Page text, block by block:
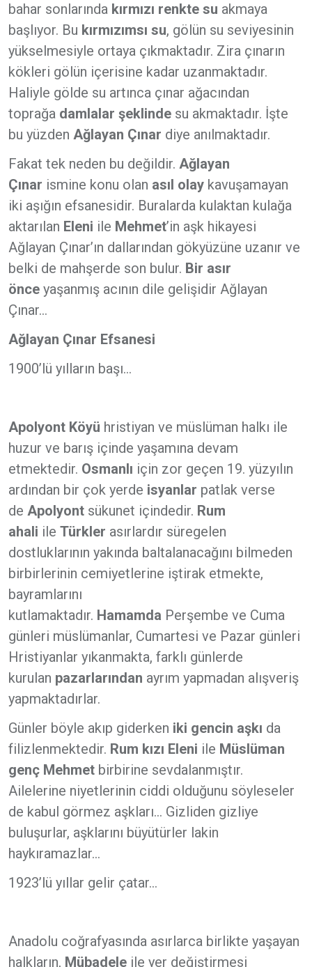
bahar sonlarında kırmızı renkte su akmaya
başlıyor. Bu kırmızımsı su, gölün su seviyesinin
yükselmesiyle ortaya çıkmaktadır. Zira çınarın
kökleri gölün içerisine kadar uzanmaktadır.
Haliyle gölde su artınca çınar ağacından
toprağa damlalar şeklinde su akmaktadır. İşte
bu yüzden Ağlayan Çınar diye anılmaktadır.
Fakat tek neden bu değildir. Ağlayan
Çınar ismine konu olan asıl olay kavuşamayan
iki aşığın efsanesidir. Buralarda kulaktan kulağa
aktarılan Eleni ile Mehmet’in aşk hikayesi
Ağlayan Çınar’ın dallarından gökyüzüne uzanır ve
belki de mahşerde son bulur. Bir asır
önce yaşanmış acının dile gelişidir Ağlayan
Çınar...
Ağlayan Çınar Efsanesi
1900’lü yılların başı...
Apolyont Köyü hristiyan ve müslüman halkı ile
huzur ve barış içinde yaşamına devam
etmektedir. Osmanlı için zor geçen 19. yüzyılın
ardından bir çok yerde isyanlar patlak verse
de Apolyont sükunet içindedir. Rum
ahali ile Türkler asırlardır süregelen
dostluklarının yakında baltalanacağını bilmeden
birbirlerinin cemiyetlerine iştirak etmekte,
bayramlarını
kutlamaktadır. Hamamda Perşembe ve Cuma
günleri müslümanlar, Cumartesi ve Pazar günleri
Hristiyanlar yıkanmakta, farklı günlerde
kurulan pazarlarından ayrım yapmadan alışveriş
yapmaktadırlar.
Günler böyle akıp giderken iki gencin aşkı da
filizlenmektedir. Rum kızı Eleni ile Müslüman
genç Mehmet birbirine sevdalanmıştır.
Ailelerine niyetlerinin ciddi olduğunu söyleseler
de kabul görmez aşkları... Gizliden gizliye
buluşurlar, aşklarını büyütürler lakin
haykıramazlar...
1923’lü yıllar gelir çatar...
Anadolu coğrafyasında asırlarca birlikte yaşayan
halkların, Mübadele ile yer değiştirmesi